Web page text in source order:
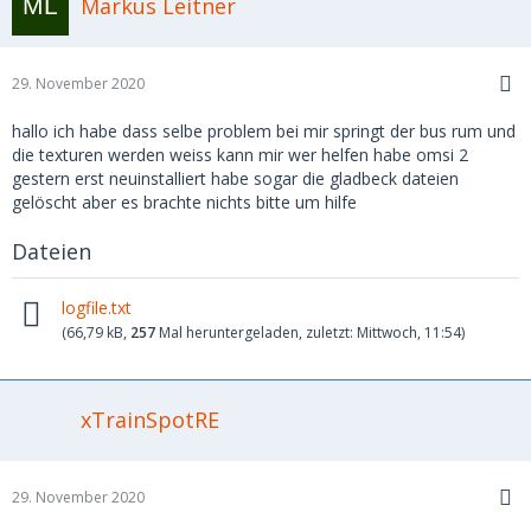
Markus Leitner
29. November 2020
hallo ich habe dass selbe problem bei mir springt der bus rum und
die texturen werden weiss kann mir wer helfen habe omsi 2
gestern erst neuinstalliert habe sogar die gladbeck dateien
gelöscht aber es brachte nichts bitte um hilfe
Dateien
logfile.txt
(66,79 kB, 257 Mal heruntergeladen, zuletzt: Mittwoch, 11:54)
xTrainSpotRE
29. November 2020